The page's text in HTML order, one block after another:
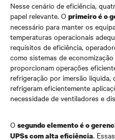
Nesse cenário de eficiência,
papel relevante. O primeiro é o
necessário para manter os
temperaturas operacionais
requisitos de eficiência,
como sistemas de
proporcionam operações
refrigeração por imersão líquida,
refrigeram eficientemente
necessidade de ventiladores e
O segundo elemento é o
UPSs com alta eficiência.